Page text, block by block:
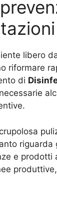
libero
riformare
di
riguarda
e prodotti